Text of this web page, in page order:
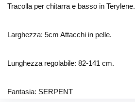
Tracolla per chitarra e basso in Terylene.
Larghezza: 5cm Attacchi in pelle.
Lunghezza regolabile: 82-141 cm.
Fantasia: SERPENT